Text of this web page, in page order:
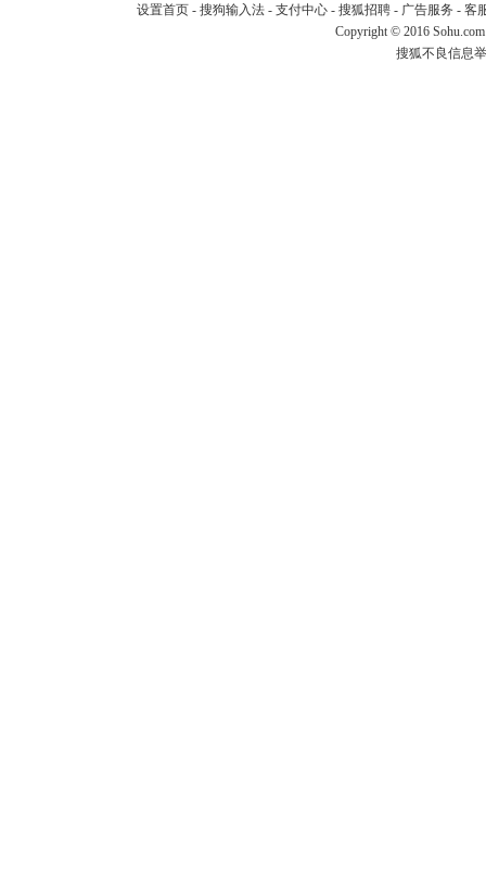
设置首页- 搜狗输入法- 支付中心- 搜狐招聘- 广告服务 - 客
Copyright © 2016
搜狐不良信息